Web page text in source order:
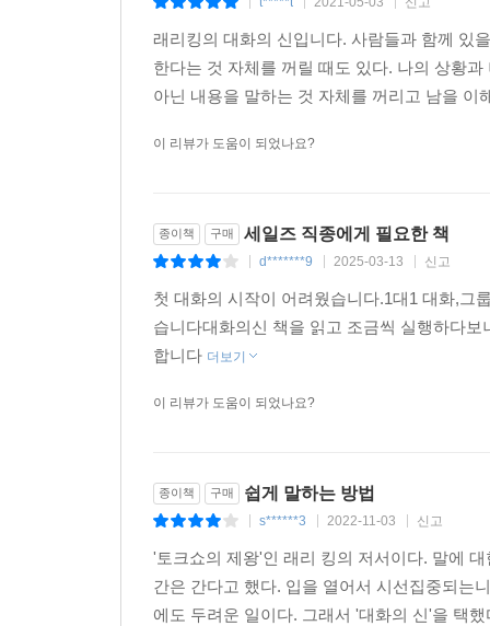
래리킹의 대화의 신입니다. 사람들과 함께 있
한다는 것 자체를 꺼릴 때도 있다. 나의 상황
아닌 내용을 말하는 것 자체를 꺼리고 남을
이 리뷰가 도움이 되었나요?
종이책 구매 세일즈 직종에게 필요한 책
d*******9 2025-03-13 신고
첫 대화의 시작이 어려웠습니다.1대1 대화,그
습니다대화의신 책을 읽고 조금씩 실행하다
합니다 더보기
이 리뷰가 도움이 되었나요?
종이책 구매 쉽게 말하는 방법
s******3 2022-11-03 신고
'토크쇼의 제왕'인 래리 킹의 저서이다. 말에
간은 간다고 했다. 입을 열어서 시선집중되는
에도 두려운 일이다. 그래서 '대화의 신'을 택